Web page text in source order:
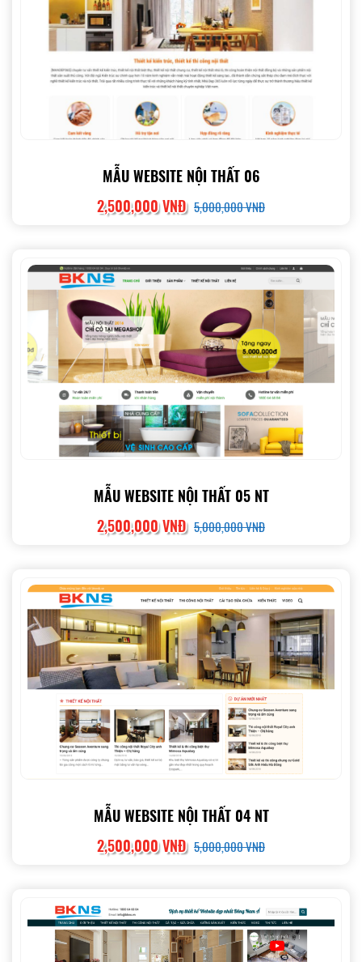
MẪU WEBSITE NỘI THẤT 06
2,500,000 VNĐ 5,000,000 VNĐ
MẪU WEBSITE NỘI THẤT 05 NT
2,500,000 VNĐ 5,000,000 VNĐ
MẪU WEBSITE NỘI THẤT 04 NT
2,500,000 VNĐ 5,000,000 VNĐ